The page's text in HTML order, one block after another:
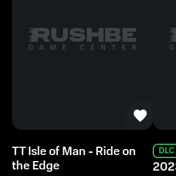
TT Isle of Man - Ride on
the Edge
DLC